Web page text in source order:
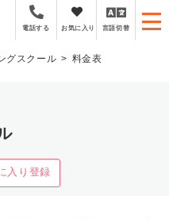
の合宿免許プ
電話する お気に入り 言語切替
グスクール 料金表
入り登録